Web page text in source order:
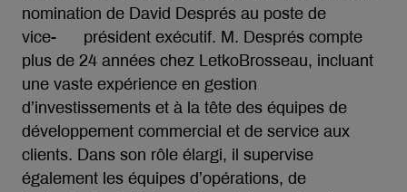
nomination de David Després au poste de
vice- président exécutif. M. Després compte
plus de 24 années chez LetkoBrosseau, incluant
une vaste expérience en gestion
d’investissements et à la tête des équipes de
développement commercial et de service aux
clients. Dans son rôle élargi, il supervise
également les équipes d’opérations, de